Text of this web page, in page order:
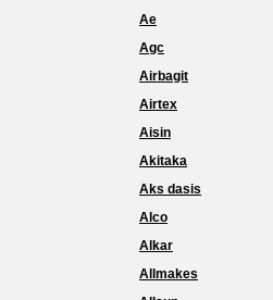
Ae
Agc
Airbagit
Airtex
Aisin
Akitaka
Aks dasis
Alco
Alkar
Allmakes